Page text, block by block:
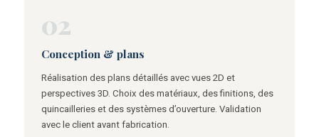
02
Conception & plans
Réalisation des plans détaillés avec vues 2D et
perspectives 3D. Choix des matériaux, des finitions, des
quincailleries et des systèmes d’ouverture. Validation
avec le client avant fabrication.